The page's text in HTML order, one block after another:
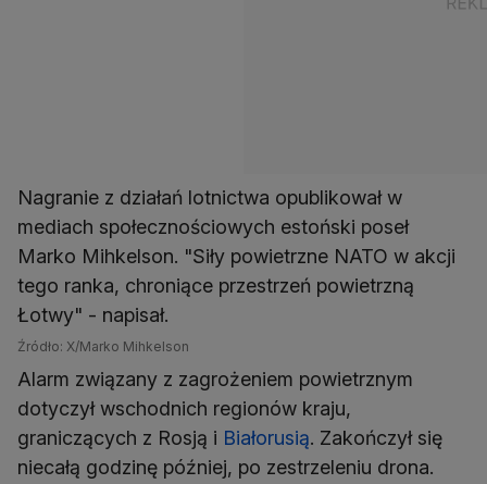
Nagranie z działań lotnictwa opublikował w
mediach społecznościowych estoński poseł
Marko Mihkelson. "Siły powietrzne NATO w akcji
tego ranka, chroniące przestrzeń powietrzną
Łotwy" - napisał.
Źródło: X/Marko Mihkelson
Alarm związany z zagrożeniem powietrznym
dotyczył wschodnich regionów kraju,
graniczących z Rosją i Białorusią. Zakończył się
niecałą godzinę później, po zestrzeleniu drona.